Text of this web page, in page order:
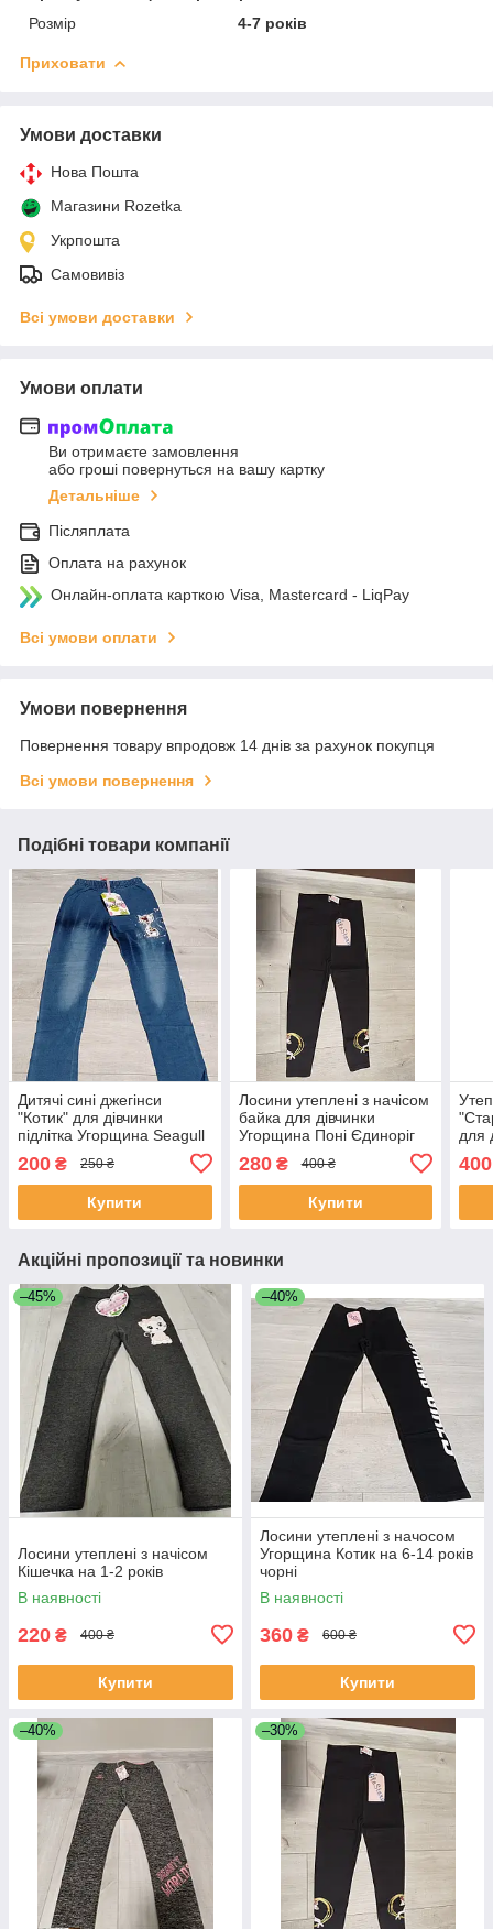
Розмір
4-7 років
Приховати
Умови доставки
Нова Пошта
Магазини Rozetka
Укрпошта
Самовивіз
Всі умови доставки
Умови оплати
Ви отримаєте замовлення
або гроші повернуться на вашу картку
Детальніше
Післяплата
Оплата на рахунок
Онлайн-оплата карткою Visa, Mastercard - LiqPay
Всі умови оплати
Умови повернення
Повернення товару впродовж 14 днів за рахунок покупця
Всі умови повернення
Подібні товари компанії
Дитячі сині джегінси
"Котик" для дівчинки
підлітка Угорщина Seagull
200 ₴ 250 ₴
Купити
Лосини утеплені з начісом
байка для дівчинки
Угорщина Поні Єдиноріг
280₴ 400 ₴
Купити
для
400
Акційні пропозиції та новинки
–45%
Лосини утеплені з начісом
Кішечка на 1-2 років
В наявності
220 ₴ 400 ₴
Купити
–40%
Лосини утеплені з начосом
Угорщина Котик на 6-14 років
чорні
В наявності
360 ₴ 600 ₴
Купити
–40% –30%